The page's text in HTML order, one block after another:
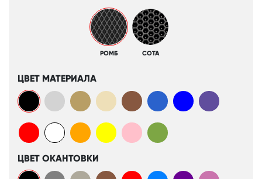
РОМБ СОТА
ЦВЕТ МАТЕРИАЛА
ЦВЕТ ОКАНТОВКИ